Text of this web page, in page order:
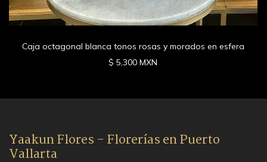
Caja octagonal blanca tonos rosas y morados en esfera
$ 5,300 MXN
Yaakun Flores - Florerías en Puerto
Vallarta